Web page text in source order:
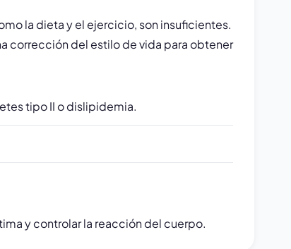
la dieta y el ejercicio, son insuficientes.
corrección del estilo de vida para obtener
tipo II o dislipidemia.
y controlar la reacción del cuerpo.